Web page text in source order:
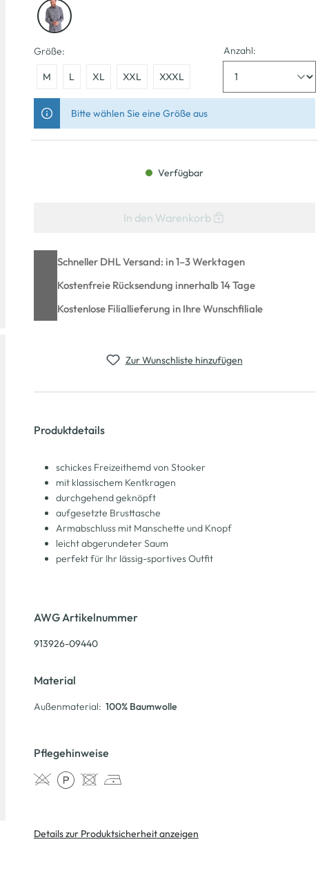
Größe:
M L XL XXL XXXL
Anzahl:
Bitte wählen Sie eine Größe aus
Verfügbar
In den Warenkorb
Schneller DHL Versand: in 1–3 Werktagen
Kostenfreie Rücksendung innerhalb 14 Tage
Kostenlose Filiallieferung in Ihre Wunschfiliale
Zur Wunschliste hinzufügen
Produktdetails
schickes Freizeithemd von Stooker
mit klassischem Kentkragen
durchgehend geknöpft
aufgesetzte Brusttasche
Armabschluss mit Manschette und Knopf
leicht abgerundeter Saum
perfekt für Ihr lässig-sportives Outfit
AWG Artikelnummer
913926-09440
Material
Außenmaterial: 100% Baumwolle
Pflegehinweise
Details zur Produktsicherheit anzeigen